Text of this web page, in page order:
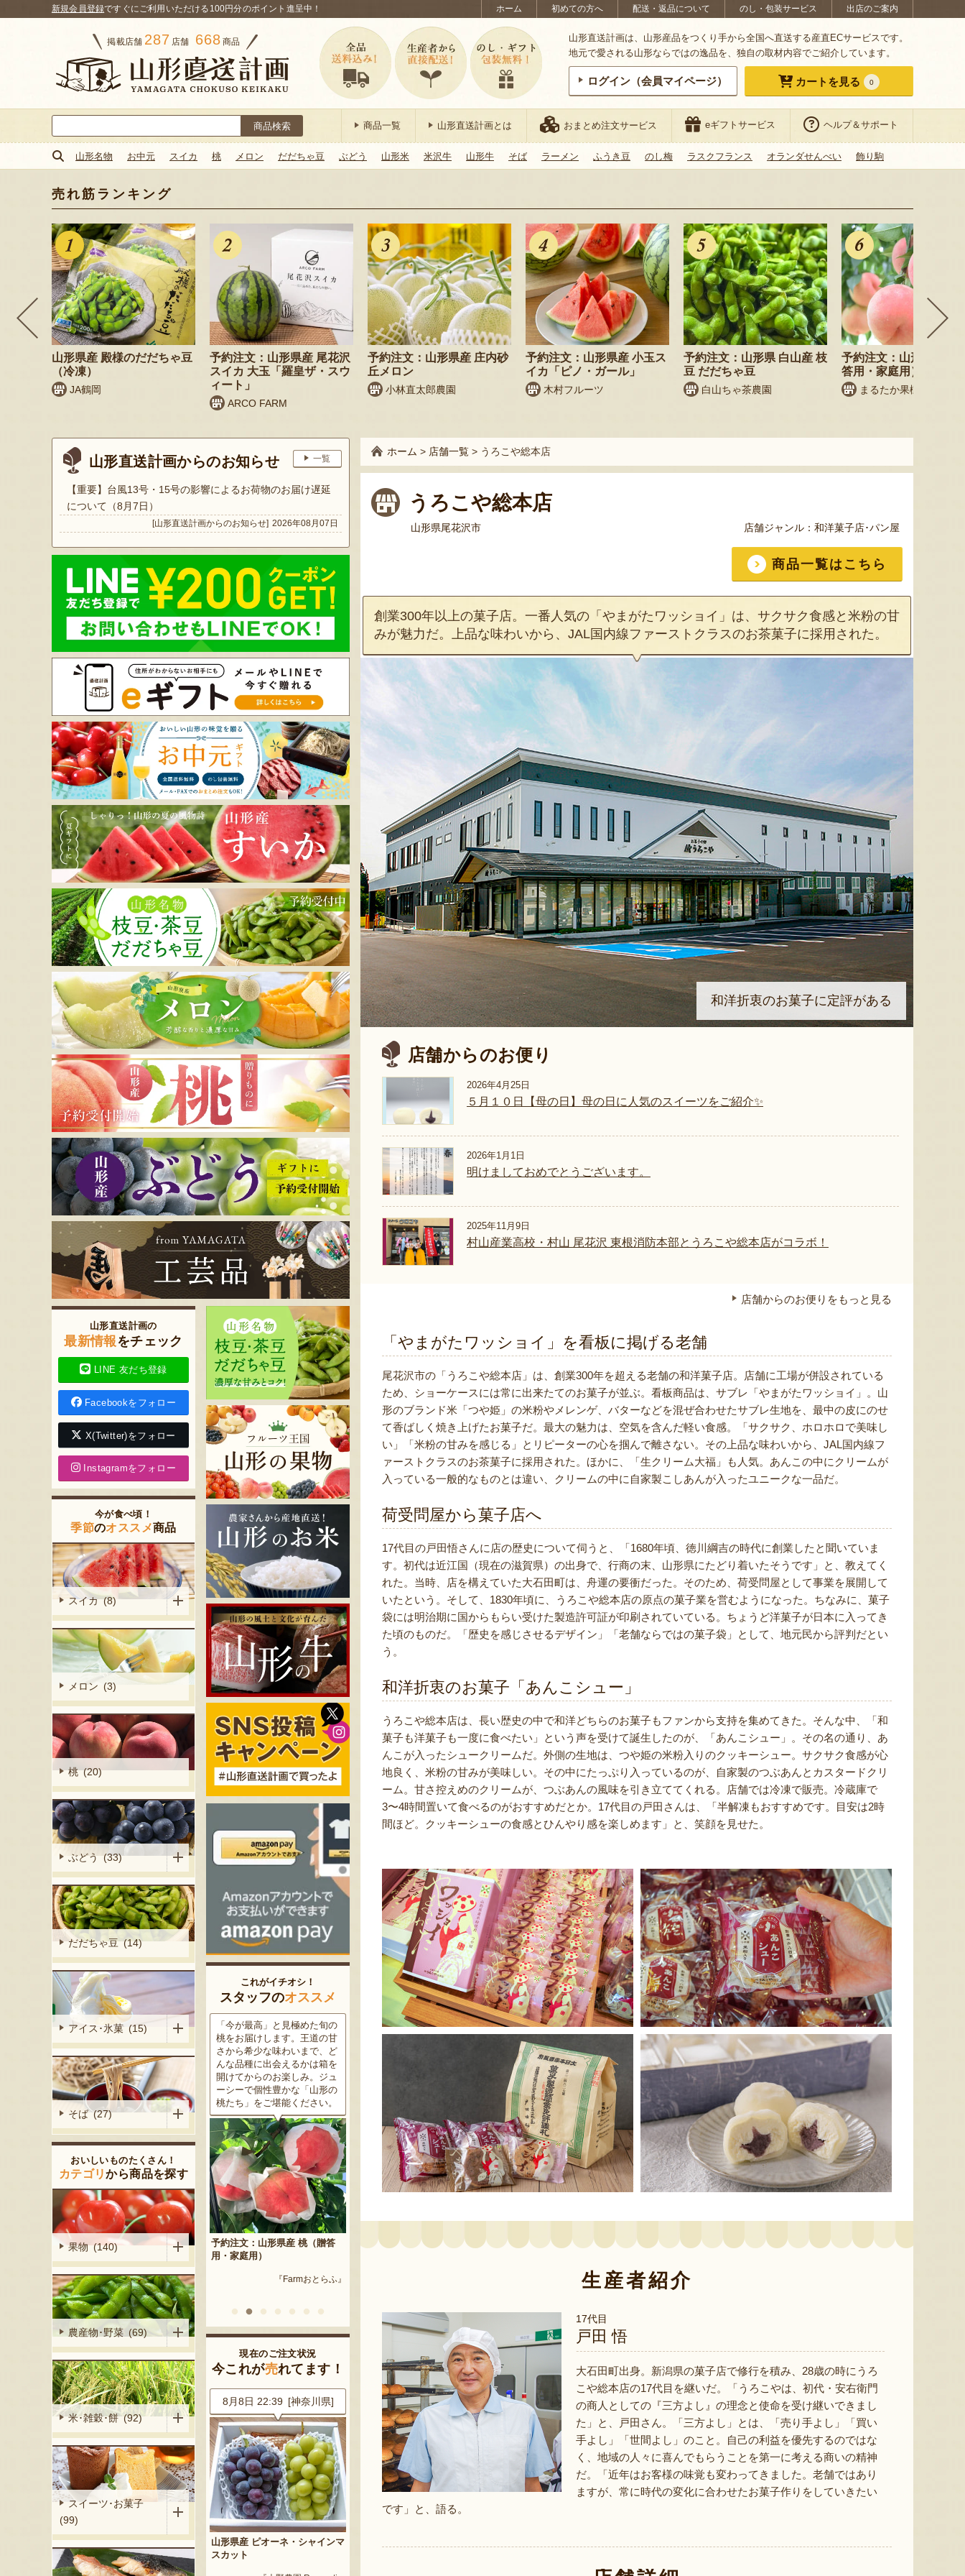
ホーム 初めての方へ 配送・返品について のし・包装サービス 出店のご案内
新規会員登録ですぐにご利用いただける100円分のポイント進呈中！
掲載店舗 287 店舗 668 商品
山形直送計画は、山形産品をつくり手から全国へ直送する産直ECサービスです。
地元で愛される山形ならではの逸品を、独自の取材内容でご紹介しています。
ログイン（会員マイページ） カートを見る 0
索:
商品一覧 山形直送計画とは おまとめ注文サービス eギフトサービス ヘルプ＆サポート
山形名物 お中元 スイカ 桃 メロン だだちゃ豆 ぶどう 山形米 米沢牛 山形牛 そば ラーメン ふうき豆 のし梅 ラスクフランス オランダせんべい 飾り駒
売れ筋ランキング
山形県産 殿様のだだちゃ豆
（冷凍）
JA鶴岡
予約注文：山形県産 尾花沢
スイカ 大玉「羅皇ザ・スウ
ィート」
ARCO FARM
予約注文：山形県産 庄内砂
丘メロン
小林直太郎農園
予約注文：山形県産 小玉ス
イカ「ピノ・ガール」
木村フルーツ
予約注文：山形県 白山産 枝
豆 だだちゃ豆
白山ちゃ茶農園
予約注文：山形県産 桃
答用・家庭用）
まるたか果樹園
山形直送計画からのお知らせ 一覧
【重要】台風13号・15号の影響によるお荷物のお届け遅延
について（8月7日）
[山形直送計画からのお知らせ] 2026年08月07日
ホーム > 店舗一覧 > うろこや総本店
うろこや総本店
山形県尾花沢市 店舗ジャンル： 和洋菓子店･パン屋
商品一覧はこちら
創業300年以上の菓子店。一番人気の「やまがたワッショイ」は、サクサク食感と米粉の甘
みが魅力だ。上品な味わいから、JAL国内線ファーストクラスのお茶菓子に採用された。
和洋折衷のお菓子に定評がある
店舗からのお便り
2026年4月25日
５月１０日【母の日】母の日に人気のスイーツをご紹介✨
2026年1月1日
明けましておめでとうございます。
2025年11月9日
村山産業高校・村山 尾花沢 東根消防本部とうろこや総本店がコラボ！
店舗からのお便りをもっと見る
「やまがたワッショイ」を看板に掲げる老舗
尾花沢市の「うろこや総本店」は、創業300年を超える老舗の和洋菓子店。店舗に工場が併設されている
ため、ショーケースには常に出来たてのお菓子が並ぶ。看板商品は、サブレ「やまがたワッショイ」。山
形のブランド米「つや姫」の米粉やメレンゲ、バターなどを混ぜ合わせたサブレ生地を、最中の皮にのせ
て香ばしく焼き上げたお菓子だ。最大の魅力は、空気を含んだ軽い食感。「サクサク、ホロホロで美味し
い」「米粉の甘みを感じる」とリピーターの心を掴んで離さない。その上品な味わいから、JAL国内線フ
ァーストクラスのお茶菓子に採用された。ほかに、「生クリーム大福」も人気。あんこの中にクリームが
入っている一般的なものとは違い、クリームの中に自家製こしあんが入ったユニークな一品だ。
荷受問屋から菓子店へ
17代目の戸田悟さんに店の歴史について伺うと、「1680年頃、徳川綱吉の時代に創業したと聞いていま
す。初代は近江国（現在の滋賀県）の出身で、行商の末、山形県にたどり着いたそうです」と、教えてく
れた。当時、店を構えていた大石田町は、舟運の要衝だった。そのため、荷受問屋として事業を展開して
いたという。そして、1830年頃に、うろこや総本店の原点の菓子業を営むようになった。ちなみに、菓子
袋には明治期に国からもらい受けた製造許可証が印刷されていている。ちょうど洋菓子が日本に入ってき
た頃のものだ。「歴史を感じさせるデザイン」「老舗ならではの菓子袋」として、地元民から評判だとい
う。
和洋折衷のお菓子「あんこシュー」
うろこや総本店は、長い歴史の中で和洋どちらのお菓子もファンから支持を集めてきた。そんな中、「和
菓子も洋菓子も一度に食べたい」という声を受けて誕生したのが、「あんこシュー」。その名の通り、あ
んこが入ったシュークリームだ。外側の生地は、つや姫の米粉入りのクッキーシュー。サクサク食感が心
地良く、米粉の甘みが美味しい。その中にたっぷり入っているのが、自家製のつぶあんとカスタードクリ
ーム。甘さ控えめのクリームが、つぶあんの風味を引き立ててくれる。店舗では冷凍で販売。冷蔵庫で
3〜4時間置いて食べるのがおすすめだとか。17代目の戸田さんは、「半解凍もおすすめです。目安は2時
間ほど。クッキーシューの食感とひんやり感を楽しめます」と、笑顔を見せた。
生産者紹介
17代目
戸田 悟
大石田町出身。新潟県の菓子店で修行を積み、28歳の時にうろ
こや総本店の17代目を継いだ。「うろこやは、初代・安右衛門
の商人としての『三方よし』の理念と使命を受け継いできまし
た」と、戸田さん。「三方よし」とは、「売り手よし」「買い
手よし」「世間よし」のこと。自己の利益を優先するのではな
く、地域の人々に喜んでもらうことを第一に考える商いの精神
だ。「近年はお客様の味覚も変わってきました。老舗ではあり
ますが、常に時代の変化に合わせたお菓子作りをしていきたい
です」と、語る。
山形直送計画の
最新情報をチェック
LINE 友だち登録
Facebookをフォロー
X(Twitter)をフォロー
Instagramをフォロー
今が食べ頃！
季節のオススメ商品
スイカ (8)
メロン (3)
桃 (20)
ぶどう (33)
だだちゃ豆 (14)
アイス･氷菓 (15)
そば (27)
おいしいものたくさん！
カテゴリから商品を探す
果物 (140)
農産物･野菜 (69)
米･雑穀･餅 (92)
スイーツ･お菓子
(99)
これがイチオシ！
スタッフのオススメ
フデザイン』
「今が最高」と見極めた旬の
桃をお届けします。王道の甘
さから希少な味わいまで、ど
んな品種に出会えるかは箱を
開けてからのお楽しみ。ジュ
ーシーで個性豊かな「山形の
桃たち」をご堪能ください。
予約注文：山形県産 桃（贈答
用・家庭用）
『Farmおとらふ』
米沢牛は、非常に厳しい条件
をクリアした最高級のブラン
ド牛。美しいサシ・きめ細か
な肉質・とろける食感・濃厚
な旨味、すべてが抜群です。
高級感のある黒化粧箱入りの
ため、大切な人への贈り物に
どうぞ！
米沢牛
『肉匠えんどう』
三和油脂の看板商品「まいに
果樹栽培が盛んな東根市で育
はなく、美味しさや食感を重
視した「中玉」にこだわって
栽培しています。「陽夏妃」
や「川中島白桃」など、その
時期に旬の品種をお届けしま
す。
『栗原果樹園』
色とりどりのフルーツがぎゅ
っと詰まった「ミックスゼリ
ー」。色をテーマに、素材の
組み合わせやカットの仕方に
もこだわりました。箱を開け
た瞬間に笑顔になれるゼリー
は、大切な方への贈り物にも
最適。
寒河江市の肥沃な大地で育っ
たスイートコーン「おおも
の」。存在感のある大きさ
と、果物にも負けない濃厚な
のうちに発送し、鮮度そのま
まにお届けします。
予約注文：山形県産トウモロコ
現在のご注文状況
今これが売れてます！
8月8日 22:39 [神奈川県]
山形県産 ピオーネ・シャインマ
スカット
8月8日 22:00 [東京都]
紅玉りんごのアップルパイ
8月8日 21:40 [東京都] 8月8日 20:42 [兵庫県] 8月8日 23:31 [東京都] 8月8日 22:39 [神奈川県]